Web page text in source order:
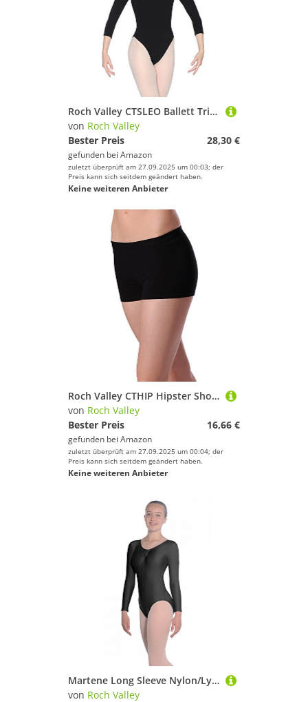
Roch Valley CTSLEO Ballett Trikot mit 3/4 Ärmeln Schwarz 10 (36)
von Roch Valley
Bester Preis
28,30 €
gefunden bei Amazon
zuletzt überprüft am 27.09.2025 um 00:03; der
Preis kann sich seitdem geändert haben.
Keine weiteren Anbieter
Roch Valley CTHIP Hipster Shorts Schwarz 7-8 Jahre 122-128cm (1B)
von Roch Valley
Bester Preis
16,66 €
gefunden bei Amazon
zuletzt überprüft am 27.09.2025 um 00:04; der
Preis kann sich seitdem geändert haben.
Keine weiteren Anbieter
Martene Long Sleeve Nylon/Lycra Leotard 3-4 Jahre Schwarz
von Roch Valley